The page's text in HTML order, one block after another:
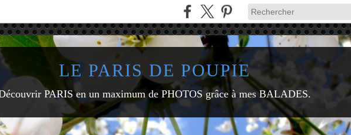
LE PARIS DE POUPIE
PARIS en un maximum de PHOTOS grâce à mes BALADES.